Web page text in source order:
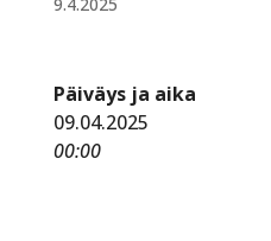
Päiväys ja aika
09.04.2025
00:00